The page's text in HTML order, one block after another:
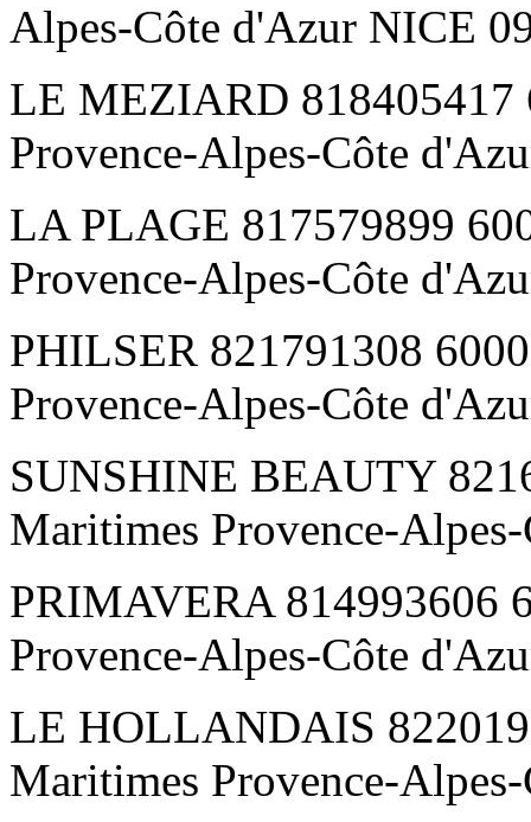
Alpes-Côte d'Azur NICE
LE MEZIARD 818405417
Provence-Alpes-Côte
LA PLAGE 817579899
Provence-Alpes-Côte
PHILSER 821791308
Provence-Alpes-Côte
SUNSHINE BEAUTY
Maritimes Provence-
PRIMAVERA 814993606
Provence-Alpes-Côte
LE HOLLANDAIS
Maritimes Provence-